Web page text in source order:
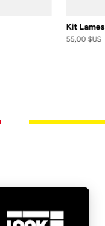
Kit
55,00 $US